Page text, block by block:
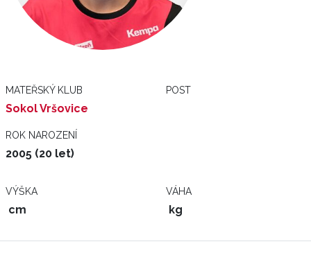
MATEŘSKÝ KLUB
Sokol Vršovice
POST
ROK NAROZENÍ
2005 (20 let)
VÝŠKA
cm
VÁHA
kg